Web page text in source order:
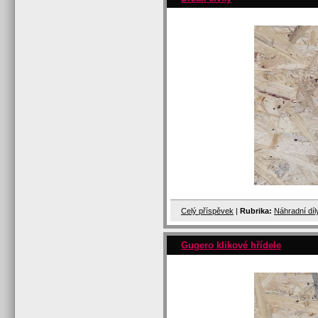
Celý příspěvek Rubrika: Náhradní
Gugero klikové hřídele